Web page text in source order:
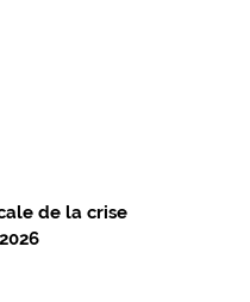
de la crise